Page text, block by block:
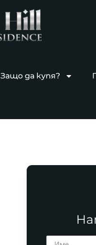
Защо да купя?